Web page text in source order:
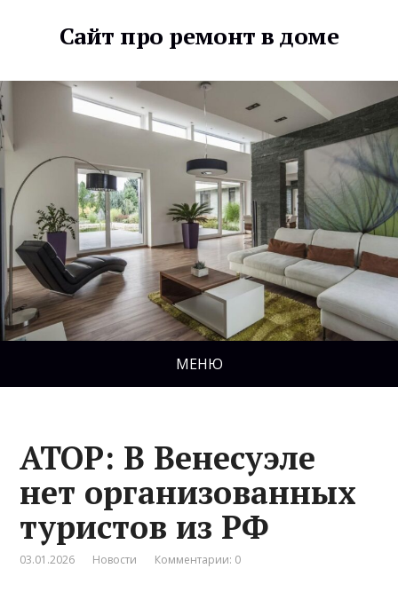
Сайт про ремонт в доме
МЕНЮ
АТОР: В Венесуэле
нет организованных
туристов из РФ
03.01.2026 Новости Комментарии: 0